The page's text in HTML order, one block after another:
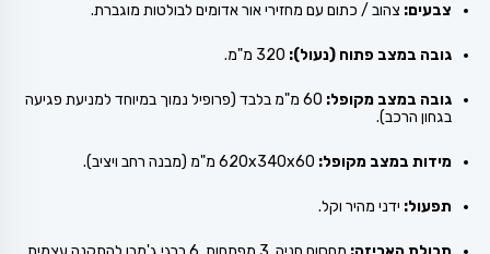
צבעים: צהוב / כתום עם מחזירי אור אדומים לבולטות מוגברת.
גובה במצב פתוח (נעול):
גובה במצב מקופל:
60 מ"מ בלבד (פרופיל נמוך במיוחד למניעת פגיעה
בגחון הרכב).
מידות במצב מקופל:
תפעול: ידני מהיר וקל.